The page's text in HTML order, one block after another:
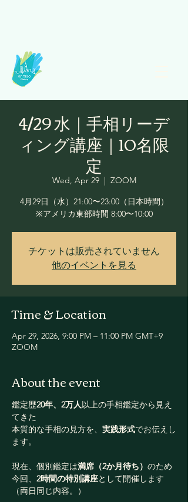
4/29 水｜手相リーデ
ィング講座｜10名限
定
Wed, Apr 29
  |
ZOOM
4月29日（水）21:00〜23:00（日本時間）
※アメリカ東部時間 8:00〜10:00
チケットは販売されていません
他のイベントを見る
Time & Location
Apr 29, 2026, 9:00 PM – 11:00 PM GMT+9
ZOOM
About the event
鑑定歴20年、2万人以上の手相鑑定から見え
てきた
本質的な手相の見方を、 実践形式でお伝えし
ます。
現在、個別鑑定は満席（2か月待ち） のため
今回、 2時間の特別講座として開催します
（両日同じ内容。）